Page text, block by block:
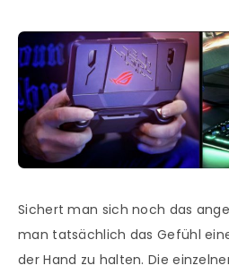
Sichert man sich noch das
man tatsächlich das Gefühl
der Hand zu halten. Die